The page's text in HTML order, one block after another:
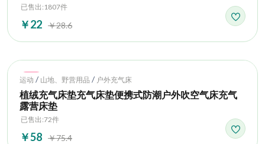
已售出:1807件
￥22 ￥28.6
Hot
运动 / 山地、野营用品 / 户外充气床
植绒充气床垫充气床垫便携式防潮户外吹空气床充气
露营床垫
已售出:72件
￥58 ￥75.4